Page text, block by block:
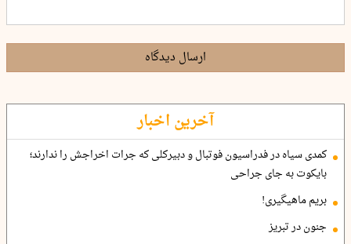
ارسال دیدگاه
آخرین اخبار
کمدی سیاه در فدراسیون فوتبال و دبیرکلی که جرات اخراجش را ندارند؛
بایکوت به جای جراحی
بریم ماهیگیری!
جنون در تبریز